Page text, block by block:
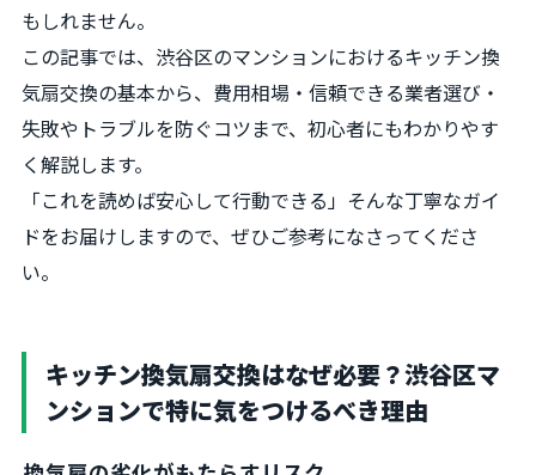
もしれません。
この記事では、渋谷区のマンションにおけるキッチン換
気扇交換の基本から、費用相場・信頼できる業者選び・
失敗やトラブルを防ぐコツまで、初心者にもわかりやす
く解説します。
「これを読めば安心して行動できる」そんな丁寧なガイ
ドをお届けしますので、ぜひご参考になさってくださ
い。
キッチン換気扇交換はなぜ必要？渋谷区マ
ンションで特に気をつけるべき理由